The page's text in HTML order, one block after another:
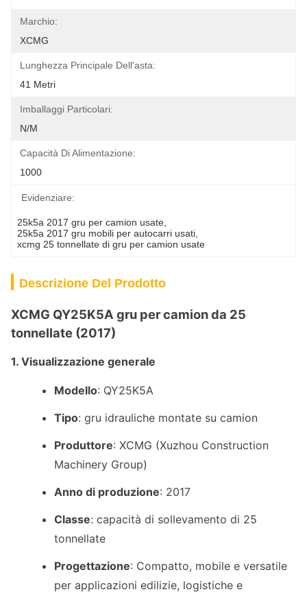
Marchio:
XCMG
Lunghezza Principale Dell'asta:
41 Metri
Imballaggi Particolari:
N/M
Capacità Di Alimentazione:
1000
Evidenziare:
25k5a 2017 gru per camion usate
25k5a 2017 gru mobili per autocarri usati
xcmg 25 tonnellate di gru per camion usate
Descrizione Del Prodotto
XCMG QY25K5A gru per camion da 25
tonnellate (2017)
1. Visualizzazione generale
Modello: QY25K5A
Tipo: gru idrauliche montate su camion
Produttore: XCMG (Xuzhou Construction
Machinery Group)
Anno di produzione: 2017
Classe: capacità di sollevamento di 25
tonnellate
Progettazione: Compatto, mobile e versatile
per applicazioni edilizie, logistiche e